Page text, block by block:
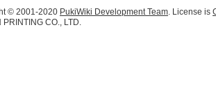
© 2001-2020 PukiWiki Development Team. License is
CO., LTD.